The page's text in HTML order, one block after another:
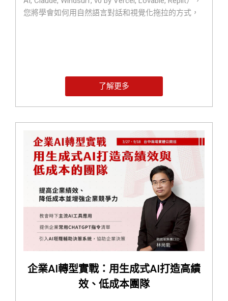
您將學會如何用自然語言對話和視覺化拖拉的方式，
了解更多
企業AI轉型實戰：用生成式AI打造高績
效、低成本團隊